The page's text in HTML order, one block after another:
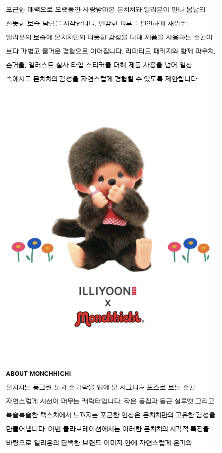
포근한 매력으로 오랫동안 사랑받아온 몬치치와 일리윤이 만나 봄날의
산뜻한 보습 탐험을 시작합니다. 민감한 피부를 편안하게 채워주는
일리윤의 보습에 몬치치만의 따뜻한 감성을 더해 제품을 사용하는 순간이
보다 가볍고 즐거운 경험으로 이어집니다. 리미티드 패키지와 함께 파우치,
손거울, 일러스트·실사 타입 스티커를 더해 제품 사용을 넘어 일상
속에서도 몬치치의 감성을 자연스럽게 경험할 수 있도록 제안합니다.
ABOUT MONCHHICHI
몬치치는 동그란 눈과 손가락을 입에 문 시그니처 포즈로 보는 순간
자연스럽게 시선이 머무는 캐릭터입니다. 작은 몸집과 둥근 실루엣 그리고
복슬복슬한 텍스처에서 느껴지는 포근한 인상은 몬치치만의 고유한 감성을
만들어냅니다. 이번 콜라보레이션에서는 이러한 몬치치의 시각적 특징을
바탕으로 일리윤의 담백한 브랜드 이미지 안에 자연스럽게 온기와